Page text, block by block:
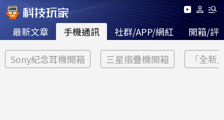
最新文章 手機通訊 社群/APP/網紅 開箱/評
Sony紀念耳機開箱 三星摺疊機開箱 「全新